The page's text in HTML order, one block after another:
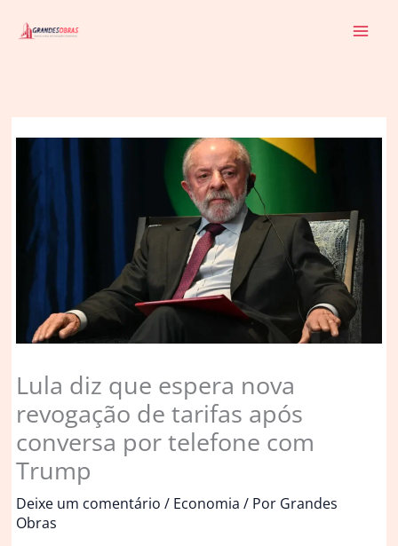
para
Lula diz que espera nova
revogação de tarifas após
conversa por telefone com
Trump
Deixe um comentário / Economia / Por Grandes
Obras